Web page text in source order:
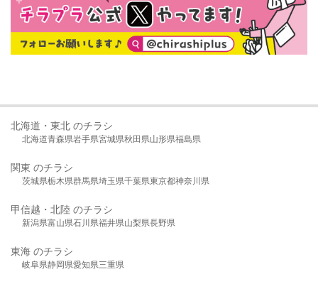
北海道・東北 のチラシ
北海道青森県岩手県宮城県秋田県山形県福島県
関東 のチラシ
茨城県栃木県群馬県埼玉県千葉県東京都神奈川県
甲信越・北陸 のチラシ
新潟県富山県石川県福井県山梨県長野県
東海 のチラシ
岐阜県静岡県愛知県三重県